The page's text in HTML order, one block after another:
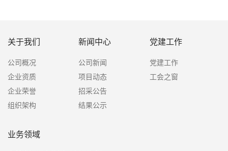
关于我们
公司概况
企业资质
企业荣誉
组织架构
新闻中心
公司新闻
项目动态
招采公告
结果公示
党建工作
党建工作
工会之窗
业务领域